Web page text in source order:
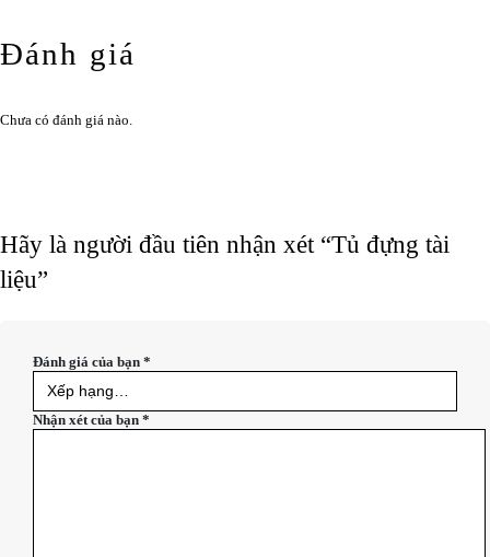
Đánh giá
Chưa có đánh giá nào.
Hãy là người đầu tiên nhận xét “Tủ đựng tài
liệu”
Đánh giá của bạn *
Nhận xét của bạn *